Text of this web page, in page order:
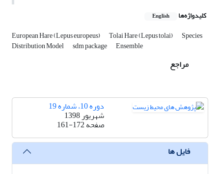
کلیدواژه‌ها English
European Hare (Lepus europeus) Tolai Hare (Lepus tolai) Species
Distribution Model sdm package Ensemble
مراجع
دوره 10، شماره 19
شهریور 1398
صفحه161-172
فایل ها